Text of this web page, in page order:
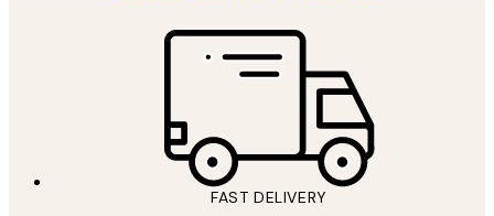
FAST DELIVERY